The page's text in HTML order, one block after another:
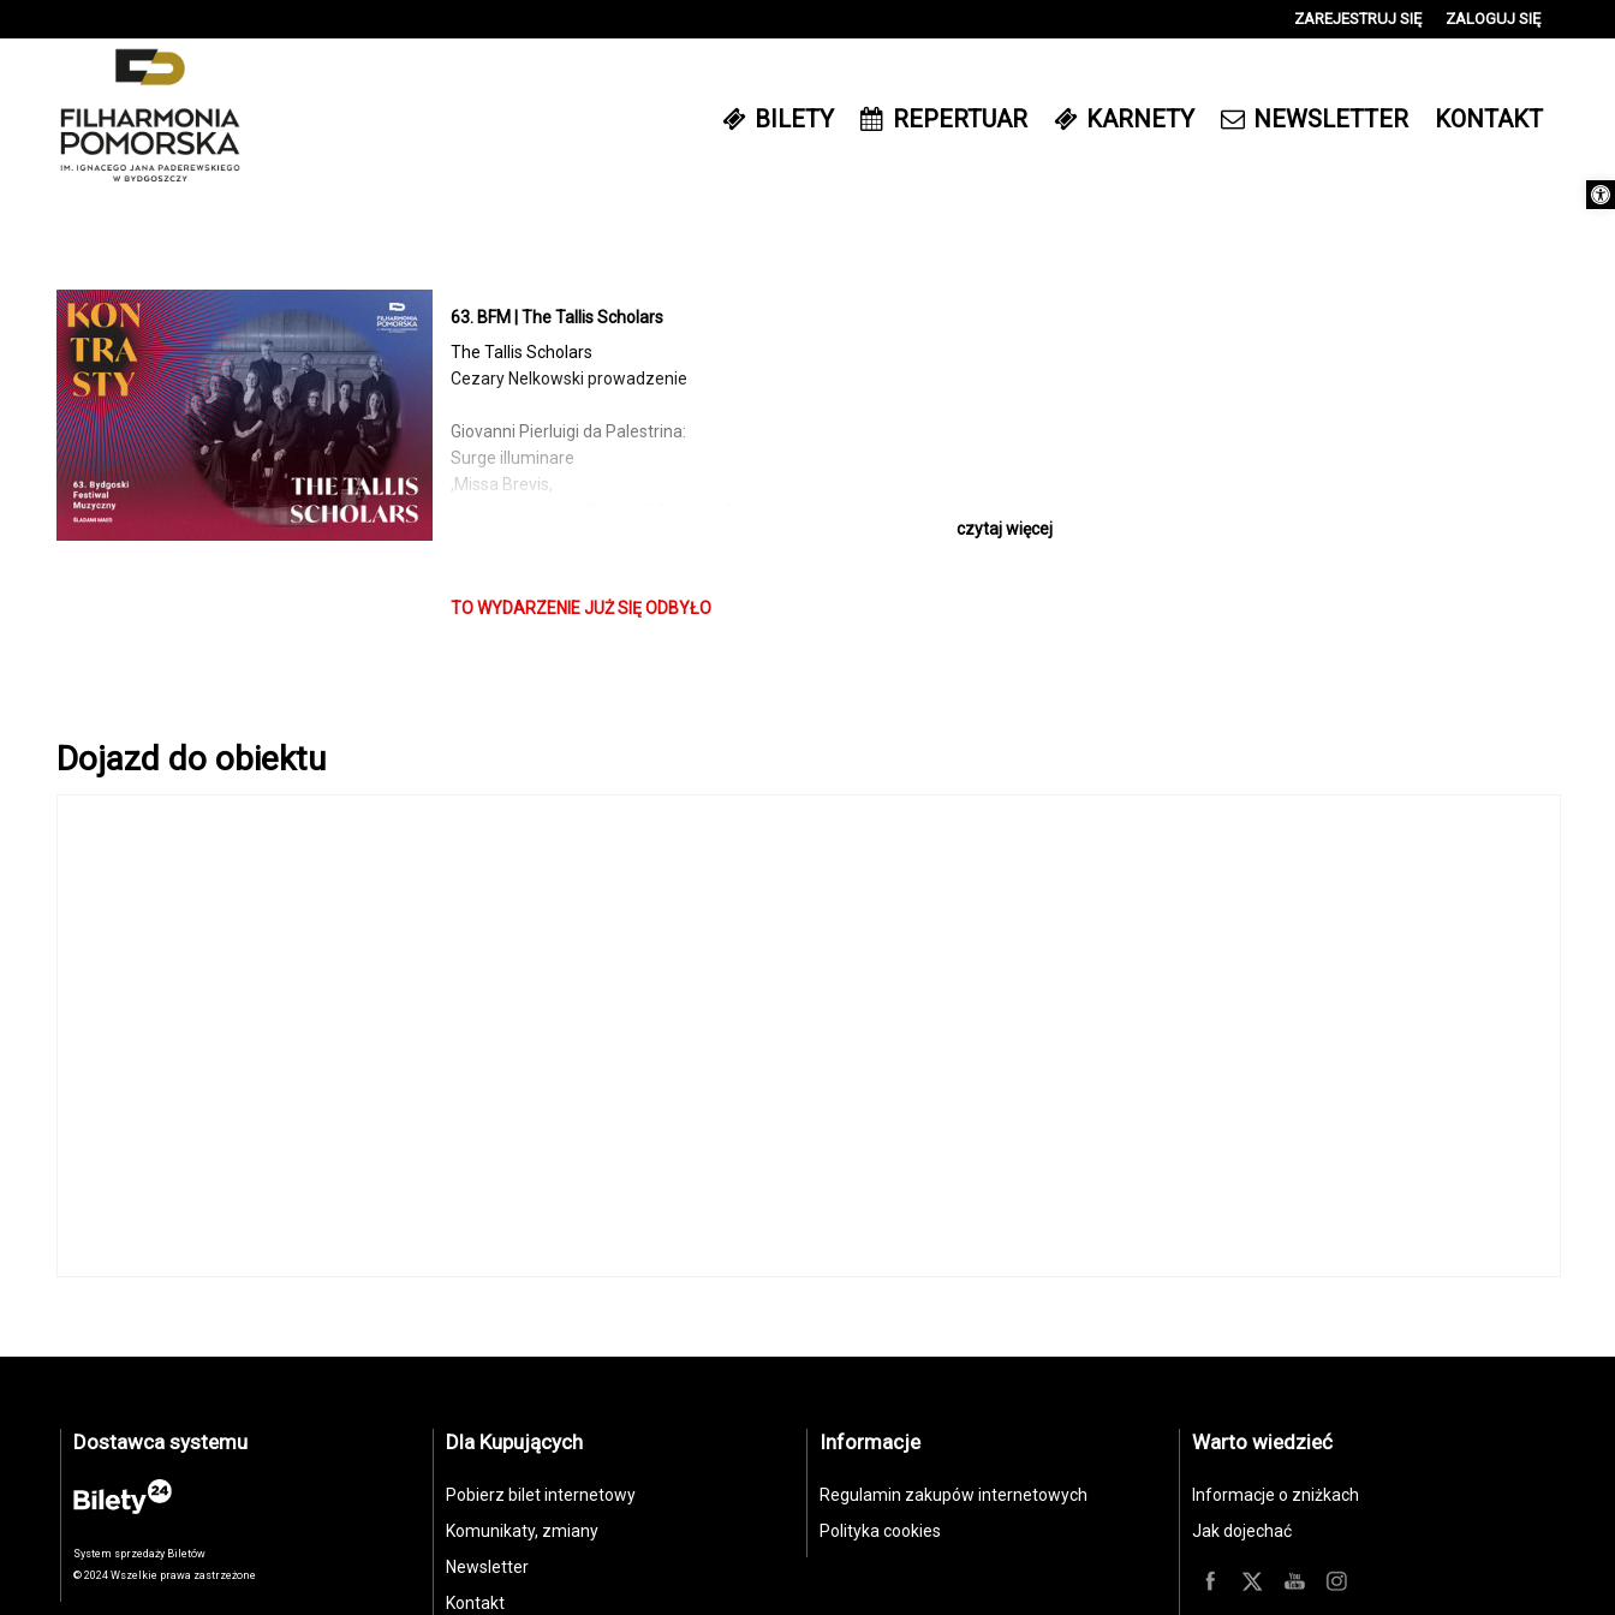
ZAREJESTRUJ SIĘ ZALOGUJ SIĘ
14
BILETY REPERTUAR KARNETY NEWSLETTER KONTAKT
63. BFM | The Tallis Scholars
The Tallis Scholars
Cezary Nelkowski prowadzenie
Giovanni Pierluigi da Palestrina:
Surge illuminare
,Missa Brevis,
Nunc dimittis
czytaj więcej
TO WYDARZENIE JUŻ SIĘ ODBYŁO
Dojazd do obiektu
Dostawca systemu
System sprzedaży Biletów
© 2024 Wszelkie prawa zastrzeżone
Dla Kupujących
Pobierz bilet internetowy
Komunikaty, zmiany
Newsletter
Kontakt
Informacje
Regulamin zakupów internetowych
Polityka cookies
Warto wiedzieć
Informacje o zniżkach
Jak dojechać